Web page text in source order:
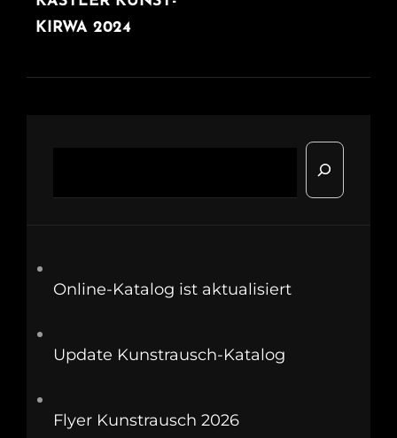
KIRWA 2024
Online-Katalog ist aktualisiert
Update Kunstrausch-Katalog
Flyer Kunstrausch 2026